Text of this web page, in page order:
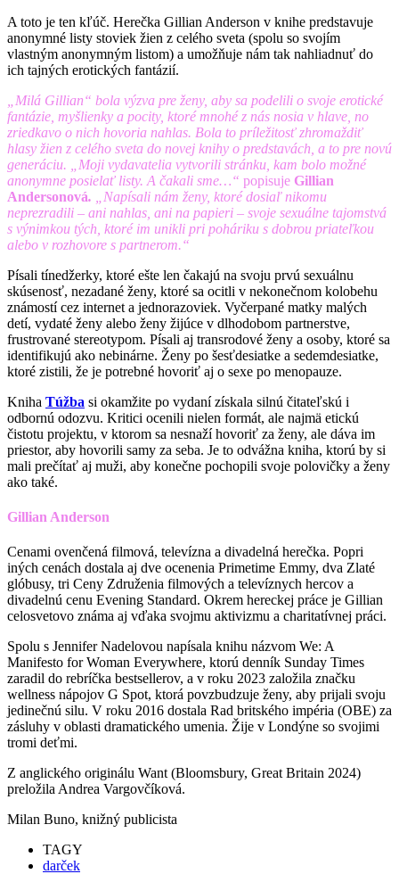
A toto je ten kľúč. Herečka Gillian Anderson v knihe predstavuje
anonymné listy stoviek žien z celého sveta (spolu so svojím
vlastným anonymným listom) a umožňuje nám tak nahliadnuť do
ich tajných erotických fantázií.
„Milá Gillian“ bola výzva pre ženy, aby sa podelili o svoje erotické
fantázie, myšlienky a pocity, ktoré mnohé z nás nosia v hlave, no
zriedkavo o nich hovoria nahlas. Bola to príležitosť zhromaždiť
hlasy žien z celého sveta do novej knihy o predstavách, a to pre novú
generáciu. „Moji vydavatelia vytvorili stránku, kam bolo možné
anonymne posielať listy. A čakali sme…“ popisuje Gillian
Andersonová. „Napísali nám ženy, ktoré dosiaľ nikomu
neprezradili – ani nahlas, ani na papieri – svoje sexuálne tajomstvá
s výnimkou tých, ktoré im unikli pri poháriku s dobrou priateľkou
alebo v rozhovore s partnerom.“
Písali tínedžerky, ktoré ešte len čakajú na svoju prvú sexuálnu
skúsenosť, nezadané ženy, ktoré sa ocitli v nekonečnom kolobehu
známostí cez internet a jednorazoviek. Vyčerpané matky malých
detí, vydaté ženy alebo ženy žijúce v dlhodobom partnerstve,
frustrované stereotypom. Písali aj transrodové ženy a osoby, ktoré sa
identifikujú ako nebinárne. Ženy po šesťdesiatke a sedemdesiatke,
ktoré zistili, že je potrebné hovoriť aj o sexe po menopauze.
Kniha Túžba si okamžite po vydaní získala silnú čitateľskú i
odbornú odozvu. Kritici ocenili nielen formát, ale najmä etickú
čistotu projektu, v ktorom sa nesnaží hovoriť za ženy, ale dáva im
priestor, aby hovorili samy za seba. Je to odvážna kniha, ktorú by si
mali prečítať aj muži, aby konečne pochopili svoje polovičky a ženy
ako také.
Gillian Anderson
Cenami ovenčená filmová, televízna a divadelná herečka. Popri
iných cenách dostala aj dve ocenenia Primetime Emmy, dva Zlaté
glóbusy, tri Ceny Združenia filmových a televíznych hercov a
divadelnú cenu Evening Standard. Okrem hereckej práce je Gillian
celosvetovo známa aj vďaka svojmu aktivizmu a charitatívnej práci.
Spolu s Jennifer Nadelovou napísala knihu názvom We: A
Manifesto for Woman Everywhere, ktorú denník Sunday Times
zaradil do rebríčka bestsellerov, a v roku 2023 založila značku
wellness nápojov G Spot, ktorá povzbudzuje ženy, aby prijali svoju
jedinečnú silu. V roku 2016 dostala Rad britského impéria (OBE) za
zásluhy v oblasti dramatického umenia. Žije v Londýne so svojimi
tromi deťmi.
Z anglického originálu Want (Bloomsbury, Great Britain 2024)
preložila Andrea Vargovčíková.
Milan Buno, knižný publicista
TAGY
darček